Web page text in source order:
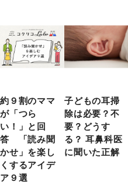
約９割のママ
が「つら
い！」と回
答 「読み聞
かせ」を楽し
くするアイデ
ア９選
子どもの耳掃
除は必要？不
要？どうす
る？ 耳鼻科医
に聞いた正解